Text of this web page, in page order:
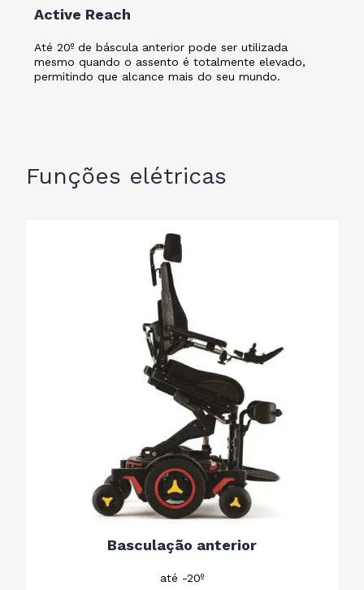
Active Reach
Até 20º de báscula anterior pode ser utilizada
mesmo quando o assento é totalmente elevado,
permitindo que alcance mais do seu mundo.
Funções elétricas
Basculação anterior
até -20º